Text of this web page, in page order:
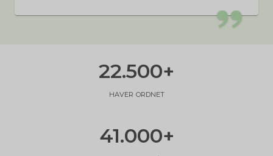
haver ordnet
22.500+
41.000+